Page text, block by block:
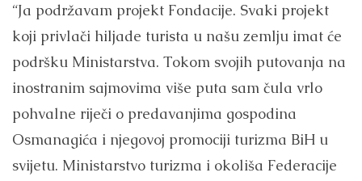
“Ja podržavam projekt Fondacije. Svaki projekt
koji privlači hiljade turista u našu zemlju imat će
podršku Ministarstva. Tokom svojih putovanja na
inostranim sajmovima više puta sam čula vrlo
pohvalne riječi o predavanjima gospodina
Osmanagića i njegovoj promociji turizma BiH u
svijetu. Ministarstvo turizma i okoliša Federacije